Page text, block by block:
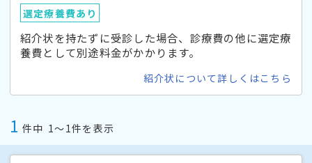
選定療養費あり
紹介状を持たずに受診した場合、診療費の他に選定療
養費として別途料金がかかります。
紹介状について詳しくはこちら
1 件中 1〜1件を表示